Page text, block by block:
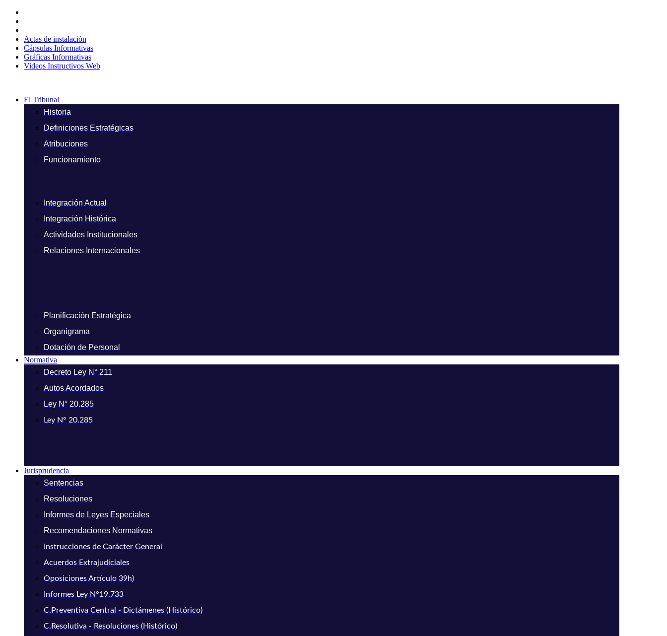
contenido
Actas de instalación
Cápsulas Informativas
Gráficas Informativas
Videos Instructivos Web
El Tribunal
Historia
Definiciones Estratégicas
Atribuciones
Funcionamiento
Integración Actual
Integración Histórica
Actividades Institucionales
Relaciones Internacionales
Planificación Estratégica
Organigrama
Dotación de Personal
Normativa
Decreto Ley N° 211
Autos Acordados
Ley N° 20.285
Ley N° 20.285
Jurisprudencia
Sentencias
Resoluciones
Informes de Leyes Especiales
Recomendaciones Normativas
Instrucciones de Carácter General
Acuerdos Extrajudiciales
Oposiciones Artículo 39h)
Informes Ley N°19.733
C.Preventiva Central - Dictámenes (Histórico)
C.Resolutiva - Resoluciones (Histórico)